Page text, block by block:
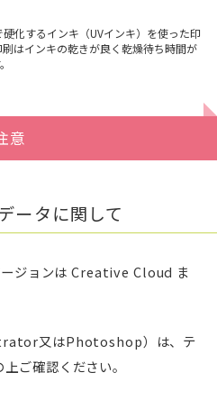
化するインキ（UVインキ）を使った印
はインキの乾きが良く乾燥待ち時間が
意
ータに関して
ジョンは Creative Cloud ま
又はPhotoshop）は、テ
ご確認ください。